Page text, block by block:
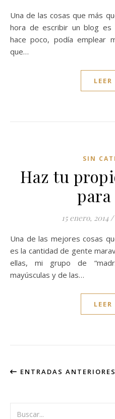
Una de las cosas que más quebraderos de cabeza da a la
hora de escribir un blog es
hace poco, podía emplear
que…
SIN
Haz tu
para
15 enero, 2014 /
Una de las mejores cosas que me ha aportado este blog
es la cantidad de gente
ellas, mi grupo de
mayúsculas y de las…
ENTRADAS ANTERIORES